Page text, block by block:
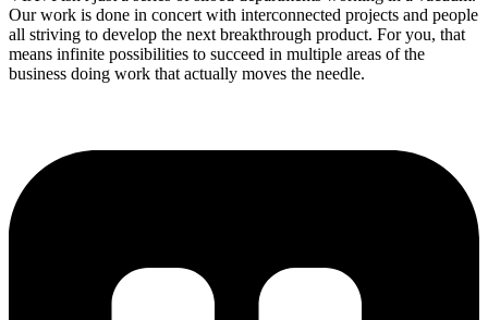
Our work is done in concert with interconnected projects and people
all striving to develop the next breakthrough product. For you, that
means infinite possibilities to succeed in multiple areas of the
business doing work that actually moves the needle.